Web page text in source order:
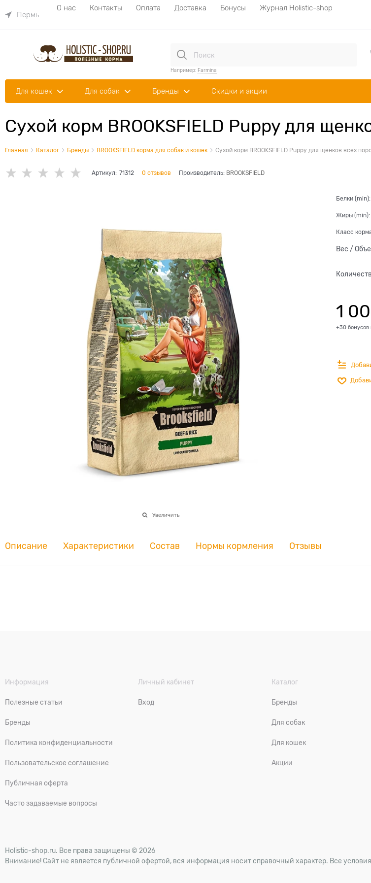
Пермь
О нас Контакты Оплата Доставка Бонусы
Журнал Holistic-shop
Например: Farmina
Для кошек Для собак Бренды Скидки и акции
Сухой корм BROOKSFIELD Puppy для
Главная Каталог Бренды BROOKSFIELD корма для собак и кошек Сухой корм BROOKSFIELD Puppy для щенков всех
Артикул: 71312 0 отзывов Производитель: BROOKSFIELD
Увеличить
Белки (min):
Жиры (min):
Класс
Вес /
1
+30 бонусов
Описание Характеристики Состав Нормы кормления Отзывы
Информация
Полезные статьи
Бренды
Политика конфиденциальности
Пользовательское соглашение
Публичная оферта
Часто задаваемые вопросы
Личный кабинет
Вход
Каталог
Бренды
Для собак
Для кошек
Акции
Holistic-shop.ru. Все права защищены © 2026
Внимание! Сайт не является публичной офертой, вся информация носит справочный характер. Все